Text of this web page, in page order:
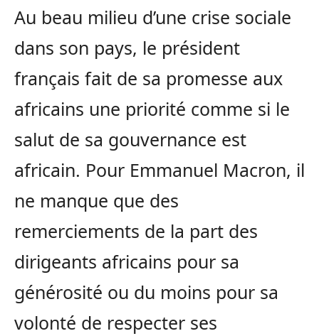
Au beau milieu d’une crise sociale
dans son pays, le président
français fait de sa promesse aux
africains une priorité comme si le
salut de sa gouvernance est
africain. Pour Emmanuel Macron, il
ne manque que des
remerciements de la part des
dirigeants africains pour sa
générosité ou du moins pour sa
volonté de respecter ses